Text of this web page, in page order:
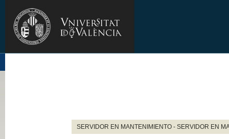
SERVIDOR EN MANTENIMIENTO - SERVIDOR EN